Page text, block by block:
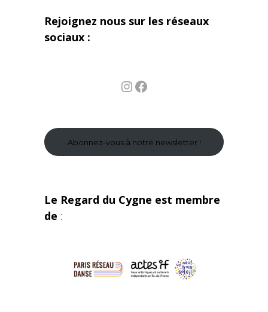
Rejoignez nous sur les réseaux
sociaux :
InstagramFacebook
Abonnez-vous à notre newsletter !
Le Regard du Cygne est membre
de :